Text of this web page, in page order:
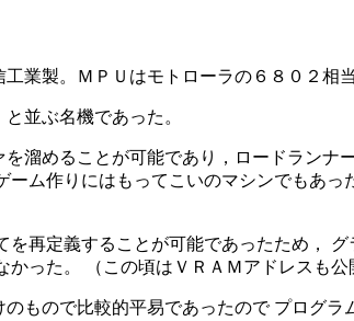
製。ＭＰＵはモトローラの６８０２相
並ぶ名機であった。
溜めることが可能であり，ロードランナ
ム作りにはもってこいのマシンでもあ
再定義することが可能であったため，
った。 （この頃はＶＲＡＭアドレスも公
もので比較的平易であったので プログラ